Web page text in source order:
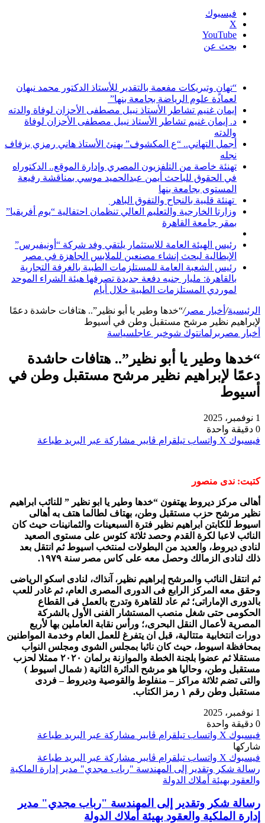
فيسبوك
‫X
‫YouTube
بحث عن
“تهانٍ وتبريكات مفعمة بالتقدير للأستاذ الدكتور محمد نبهان
لعمادة علوم الرياضة بجامعة بنها”
إيمان غنيم تشاطر الأستاذ نبيل مصطفى الأحزان لوفاة والدته
د. إيمان غنيم تشاطر الأستاذ نبيل مصطفى الأحزان لوفاة
والدته
أجمل التهاني.. “ع المكشوف” يهنئ الأستاذ هاني رمزي بزفاف
نجله
تهنئة خاصة من التلفزيون المصري وإدارة الموقع.. الدكتوراه
في الحقوق للباحث أيمن عبدالحميد موسي بمناقشة رفيعة
المستوى بجامعة بنها
تهنئة قلبية بالنجاح والتفوق الباهر
وزارتا الخارجية والتعليم العالي تنظمان احتفالية “يوم أفريقيا”
بمقر جامعة القاهرة
رئيس الهيئة العامة للاستثمار يلتقي وفد شركة “أونيفيرس”
الإيطالية لبحث إنشاء مصنعين للملابس الجاهزة في مصر
رئيس الشعبة العامة للمستلزمات الطبية بالغرفة التجارية
بالقاهرة: مليار جنيه دفعة جديدة تصرفها هيئة الشراء الموحد
لموردي المستلزمات الطبية خلال أيام
الرئيسية/ أخبار مصر/“خدها وطير يا أبو نظير”.. هتافات حاشدة دعمًا
لإبراهيم نظير مرشح مستقبل وطن في أسيوط
أخبار مصر برلمانتوك شوخبر عاجلسياسة
“خدها وطير يا أبو نظير”.. هتافات حاشدة
دعمًا لإبراهيم نظير مرشح مستقبل وطن في
أسيوط
1 نوفمبر، 2025
0 دقيقة واحدة
فيسبوك ‫X واتساب تيلقرام ڤايبر مشاركة عبر البريد طباعة
كتبت: ندى منصور
أهالى مركز ديروط يهتفون “خدها وطير يا ابو نظير ” للنائب ابراهيم
نظير مرشح حزب مستقبل وطن، بهتاف لطالما هتف به أهالى
اسيوط للكابتن ابراهيم نظير فترة السبعينات والثمانينات حيث كان
النائب لاعبا لكرة القدم وحصد ثلاثة كئوس على مستوى الصعيد
لنادى ديروط، والعديد من البطولات لمنتخب اسيوط ثم انتقل بعد
ذلك لنادى الزمالك وحصل معه على كاس مصر سنة ١٩٧٩.
ثم انتقل النائب والمرشح إبراهيم نظير، آنذاك، لنادى اسكو الرياضى
وحقق معه المركز الرابع فى الدورى المصرى العام، ثم غادر للعب
بالدورى الإماراتى؛ ثم عاد للقاهرة وتدرج بالعمل فى القطاع
الحكومى حتى شغل منصب المستشار الفنى الأول بالشركة
المصرية لأعمال النقل البحرى،؛ ورأس نقابة العاملين بها لأربع
دورات انتخابية متتالية، قبل ان يتفرغ للعمل العام وخدمة المواطنين
بمحافظة اسيوط، حيث كان نائبا بمجلس الشوى ومجلس النواب
مستقلا ثم عضوا بلجنة الخطة والموازنة برلمان ٢٠٢٠ ممثلا لحزب
مستقبل وطن، وحاليا هو مرشح الدائرة الثانية ( شمال اسيوط )
والتى تضم ثلاثة مراكز – منفلوط والقوصية وديروط – فردى
مستقبل وطن رقم ١ رمز الكتاب.
1 نوفمبر، 2025
0 دقيقة واحدة
فيسبوك ‫X واتساب تيلقرام ڤايبر مشاركة عبر البريد طباعة
شاركها
فيسبوك ‫X واتساب تيلقرام ڤايبر مشاركة عبر البريد طباعة
رسالة شكر وتقدير إلى المهندسة "رباب مجدي" مدير إدارة الملكية
والعقود بهيئة أملاك الدولة
رسالة شكر وتقدير إلى المهندسة "رباب مجدي" مدير
إدارة الملكية والعقود بهيئة أملاك الدولة